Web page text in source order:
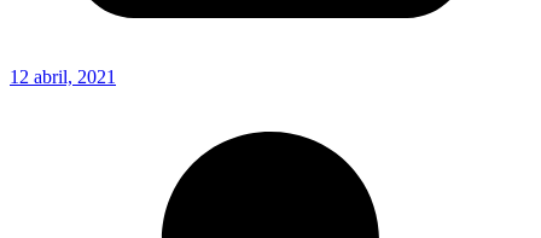
12 abril, 2021